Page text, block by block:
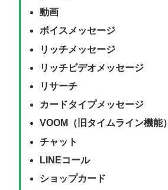
動画
ボイスメッセージ
リッチメッセージ
リッチビデオメッセージ
リサーチ
カードタイプメッセージ
VOOM（旧タイムライン機能）
チャット
LINEコール
ショップカード